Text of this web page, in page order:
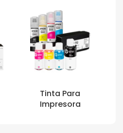
Tinta Para
Impresora